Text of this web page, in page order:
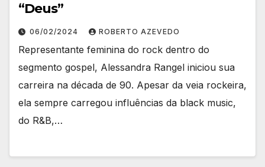
“Deus”
06/02/2024 ROBERTO AZEVEDO
Representante feminina do rock dentro do
segmento gospel, Alessandra Rangel iniciou sua
carreira na década de 90. Apesar da veia rockeira,
ela sempre carregou influências da black music,
do R&B,…